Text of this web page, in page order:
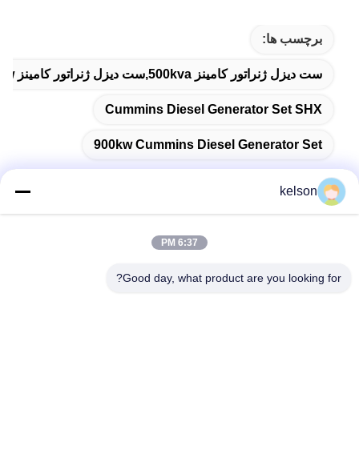
برچسب ها:
ست دیزل ژنراتور کامینز 500kva,ست دیزل ژنراتور کامینز SHX,900kw مجموعه دیزل ژنراتور کامینز
Cummins Diesel Generator Set SHX
900kw Cummins Diesel Generator Set
آدرس
kelson
6:37 PM
Good day, what product are you looking for?